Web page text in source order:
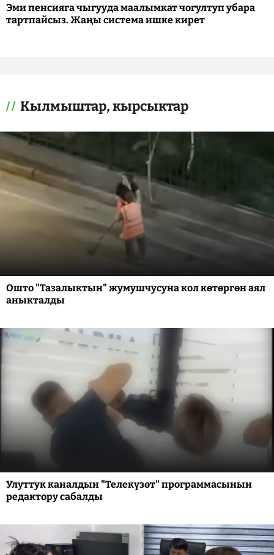
Эми пенсияга чыгууда маалымкат чогултуп убара
тартпайсыз. Жаңы система ишке кирет
Кылмыштар, кырсыктар
Ошто "Тазалыктын" жумушчусуна кол көтөргөн аял
аныкталды
Улуттук каналдын "Телекүзөт" программасынын
редактору сабалды